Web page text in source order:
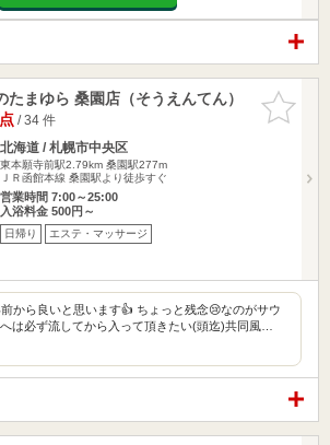
お気に入
りに追加
たまゆら 桑園店（そうえんてん）
/ 34 件
北海道 / 札幌市中央区
東本願寺前駅2.79km 桑園駅277m
ＪＲ函館本線 桑園駅より徒歩すぐ
営業時間 7:00～25:00
入浴料金 500円～
日帰り エステ・マッサージ
から良いと思います👍 ちょっと残念😢なのがサウ
は必ず流してから入って頂きたい(頭迄)共同風…